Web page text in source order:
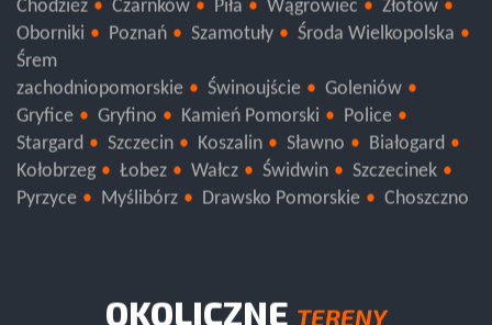
Chodzież
Czarnków Piła Wągrowiec
Złotów
Oborniki
Poznań Szamotuły
Środa Wielkopolska
Śrem
zachodniopomorskie
Świnoujście
Goleniów
Gryfice
Gryfino Kamień Pomorski
Police
Stargard
Szczecin Koszalin Sławno
Białogard
Kołobrzeg
Łobez Wałcz Świdwin
Szczecinek
Pyrzyce
Myślibórz Drawsko Pomorskie Choszczno